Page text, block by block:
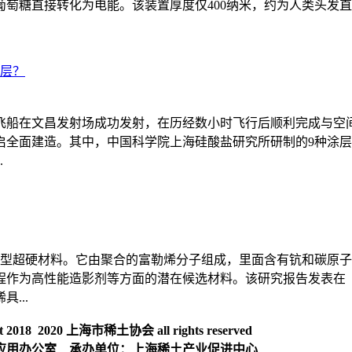
糖直接转化为电能。该装置厚度仅400纳米，约为人类头发
？
在文昌发射场成功发射，在历经数小时飞行后顺利完成与
面建造。其中，中国科学院上海硅酸盐研究所研制的9种涂
超硬材料。它由聚合的富勒烯分子组成，里面含有钪和碳
为高性能造影剂等方面的潜在候选材料。该研究报告发表
具...
2020 上海市稀土协会 all rights reserved
办公室 承办单位：上海稀土产业促进中心